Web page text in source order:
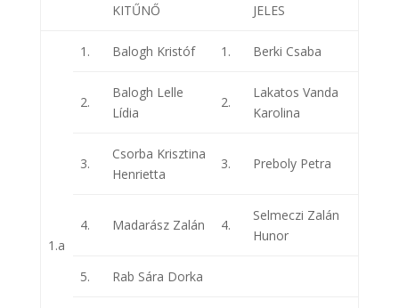
KITŰNŐ JELES
1.a
1. Balogh Kristóf 1. Berki Csaba
2.
Balogh Lelle
Lídia
2.
Lakatos Vanda
Karolina
3.
Csorba Krisztina
Henrietta
3. Preboly Petra
4. Madarász Zalán 4.
Selmeczi Zalán
Hunor
5. Rab Sára Dorka